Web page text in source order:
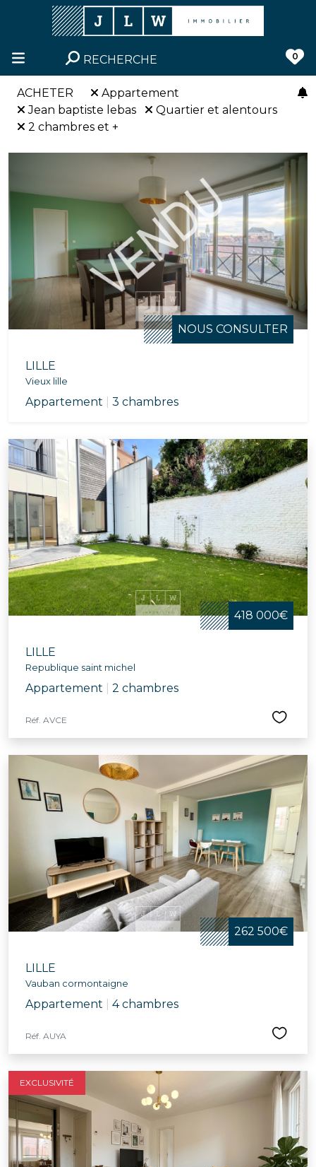
RECHERCHE 0
ACHETER
Appartement
Jean baptiste lebas
Quartier et alentours
2 chambres et +
NOUS CONSULTER
LILLE
Vieux lille
Appartement 3 chambres
418 000€
LILLE
Republique saint michel
Appartement 2 chambres
Réf. AVCE
262 500€
LILLE
Vauban cormontaigne
Appartement 4 chambres
Réf. AUYA
EXCLUSIVITÉ